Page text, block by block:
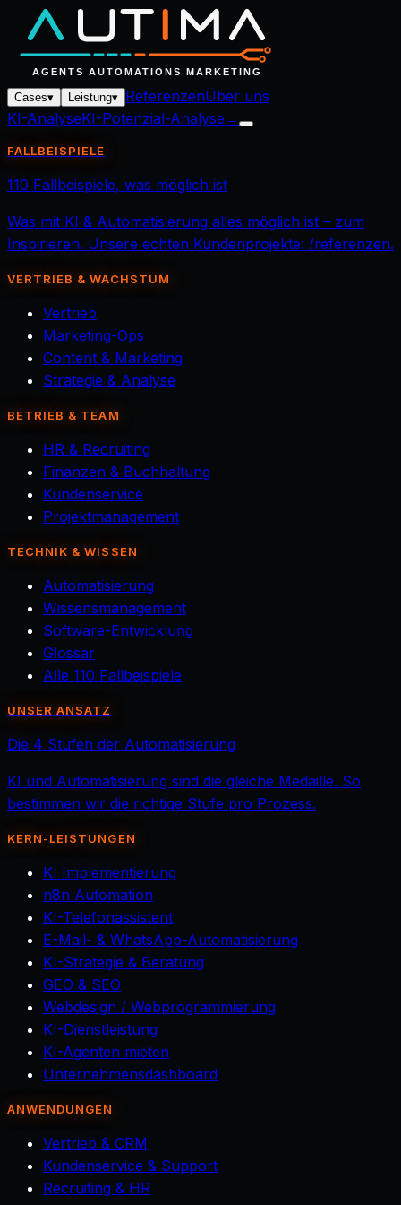
Cases▾ Leistung▾ ReferenzenÜber uns
KI-AnalyseKI-Potenzial-Analyse →
FALLBEISPIELE
110 Fallbeispiele, was möglich ist
Was mit KI & Automatisierung alles möglich ist – zum
Inspirieren. Unsere echten Kundenprojekte: /referenzen.
VERTRIEB & WACHSTUM
Vertrieb
Marketing-Ops
Content & Marketing
Strategie & Analyse
BETRIEB & TEAM
HR & Recruiting
Finanzen & Buchhaltung
Kundenservice
Projektmanagement
TECHNIK & WISSEN
Automatisierung
Wissensmanagement
Software-Entwicklung
Glossar
Alle 110 Fallbeispiele
UNSER ANSATZ
Die 4 Stufen der Automatisierung
KI und Automatisierung sind die gleiche Medaille. So
bestimmen wir die richtige Stufe pro Prozess.
KERN-LEISTUNGEN
KI Implementierung
n8n Automation
KI-Telefonassistent
E-Mail- & WhatsApp-Automatisierung
KI-Strategie & Beratung
GEO & SEO
Webdesign / Webprogrammierung
KI-Dienstleistung
KI-Agenten mieten
Unternehmensdashboard
ANWENDUNGEN
Vertrieb & CRM
Kundenservice & Support
Recruiting & HR